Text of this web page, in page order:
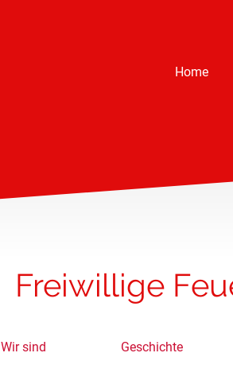
Home
Freiwillige
Wir sind Geschichte